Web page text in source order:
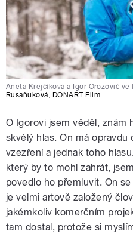
Aneta Krejčíková a Igor Orozovič ve
Rusaňuková, DONART Film
O Igorovi jsem věděl, znám
skvělý hlas. On má
vzezření a jednak toho
který by to mohl zahrát,
povedlo ho přemluvit. On
je velmi artově založený
jakémkoliv komerčním
tam dostal, protože si